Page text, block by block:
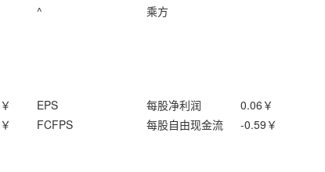
^ 乘方
￥ EPS 每股净利润 0.06 ￥
￥ FCFPS 每股自由现金流 -0.59 ￥